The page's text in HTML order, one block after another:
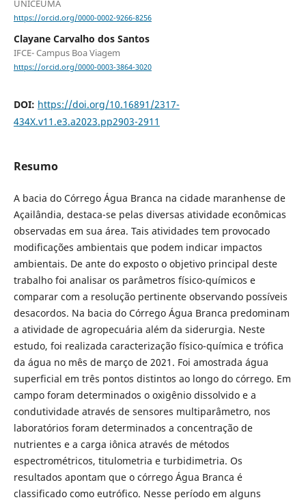
UNICEUMA
https://orcid.org/0000-0002-9266-8256
Clayane Carvalho dos Santos
IFCE- Campus Boa Viagem
https://orcid.org/0000-0003-3864-3020
DOI: https://doi.org/10.16891/2317-
434X.v11.e3.a2023.pp2903-2911
Resumo
A bacia do Córrego Água Branca na cidade maranhense de
Açailândia, destaca-se pelas diversas atividade econômicas
observadas em sua área. Tais atividades tem provocado
modificações ambientais que podem indicar impactos
ambientais. De ante do exposto o objetivo principal deste
trabalho foi analisar os parâmetros físico-químicos e
comparar com a resolução pertinente observando possíveis
desacordos. Na bacia do Córrego Água Branca predominam
a atividade de agropecuária além da siderurgia. Neste
estudo, foi realizada caracterização físico-química e trófica
da água no mês de março de 2021. Foi amostrada água
superficial em três pontos distintos ao longo do córrego. Em
campo foram determinados o oxigênio dissolvido e a
condutividade através de sensores multiparâmetro, nos
laboratórios foram determinados a concentração de
nutrientes e a carga iônica através de métodos
espectrométricos, titulometria e turbidimetria. Os
resultados apontam que o córrego Água Branca é
classificado como eutrófico. Nesse período em alguns